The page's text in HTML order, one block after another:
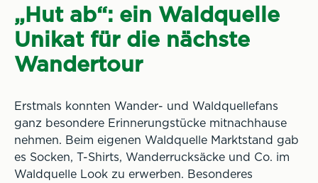
„Hut ab“: ein Waldquelle
Unikat für die nächste
Wandertour
Erstmals konnten Wander- und Waldquellefans
ganz besondere Erinnerungstücke mitnachhause
nehmen. Beim eigenen Waldquelle Marktstand gab
es Socken, T-Shirts, Wanderrucksäcke und Co. im
Waldquelle Look zu erwerben. Besonderes